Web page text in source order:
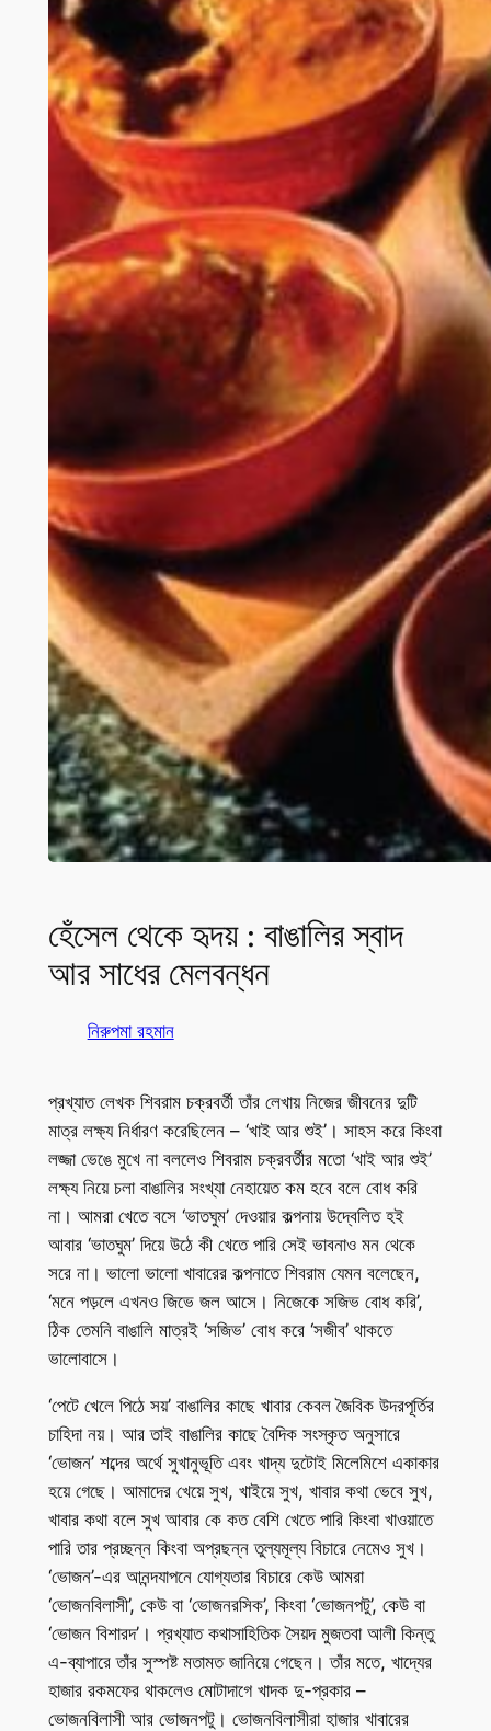
হেঁসেল থেকে হৃদয় : বাঙালির স্বাদ
আর সাধের মেলবন্ধন
নিরুপমা রহমান
প্রখ্যাত লেখক শিবরাম চক্রবর্তী তাঁর লেখায় নিজের জীবনের দুটি
মাত্র লক্ষ্য নির্ধারণ করেছিলেন – ‘খাই আর শুই’। সাহস করে কিংবা
লজ্জা ভেঙে মুখে না বললেও শিবরাম চক্রবর্তীর মতো ‘খাই আর শুই’
লক্ষ্য নিয়ে চলা বাঙালির সংখ্যা নেহায়েত কম হবে বলে বোধ করি
না। আমরা খেতে বসে ‘ভাতঘুম’ দেওয়ার কল্পনায় উদ্বেলিত হই
আবার ‘ভাতঘুম’ দিয়ে উঠে কী খেতে পারি সেই ভাবনাও মন থেকে
সরে না। ভালো ভালো খাবারের কল্পনাতে শিবরাম যেমন বলেছেন,
‘মনে পড়লে এখনও জিভে জল আসে। নিজেকে সজিভ বোধ করি’,
ঠিক তেমনি বাঙালি মাত্রই ‘সজিভ’ বোধ করে ‘সজীব’ থাকতে
ভালোবাসে।
‘পেটে খেলে পিঠে সয়’ বাঙালির কাছে খাবার কেবল জৈবিক উদরপূর্তির
চাহিদা নয়। আর তাই বাঙালির কাছে বৈদিক সংস্কৃত অনুসারে
‘ভোজন’ শব্দের অর্থে সুখানুভূতি এবং খাদ্য দুটোই মিলেমিশে একাকার
হয়ে গেছে। আমাদের খেয়ে সুখ, খাইয়ে সুখ, খাবার কথা ভেবে সুখ,
খাবার কথা বলে সুখ আবার কে কত বেশি খেতে পারি কিংবা খাওয়াতে
পারি তার প্রচ্ছন্ন কিংবা অপ্রছন্ন তুল্যমূল্য বিচারে নেমেও সুখ।
‘ভোজন’-এর আনন্দযাপনে যোগ্যতার বিচারে কেউ আমরা
‘ভোজনবিলাসী’, কেউ বা ‘ভোজনরসিক’, কিংবা ‘ভোজনপটু’, কেউ বা
‘ভোজন বিশারদ’। প্রখ্যাত কথাসাহিতিক সৈয়দ মুজতবা আলী কিন্তু
এ-ব্যাপারে তাঁর সুস্পষ্ট মতামত জানিয়ে গেছেন। তাঁর মতে, খাদ্যের
হাজার রকমফের থাকলেও মোটাদাগে খাদক দু-প্রকার –
ভোজনবিলাসী আর ভোজনপটু। ভোজনবিলাসীরা হাজার খাবারের